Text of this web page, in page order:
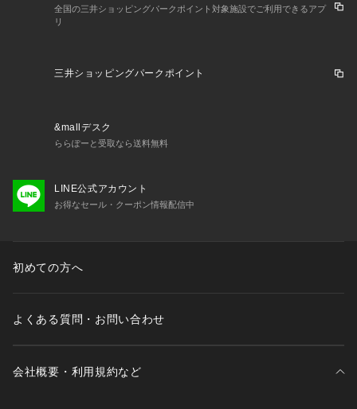
全国の三井ショッピングパークポイント対象施設でご利用できるアプ
リ
三井ショッピングパークポイント
&mallデスク
ららぽーと受取なら送料無料
LINE公式アカウント
お得なセール・クーポン情報配信中
初めての方へ
よくある質問・お問い合わせ
会社概要・利用規約など